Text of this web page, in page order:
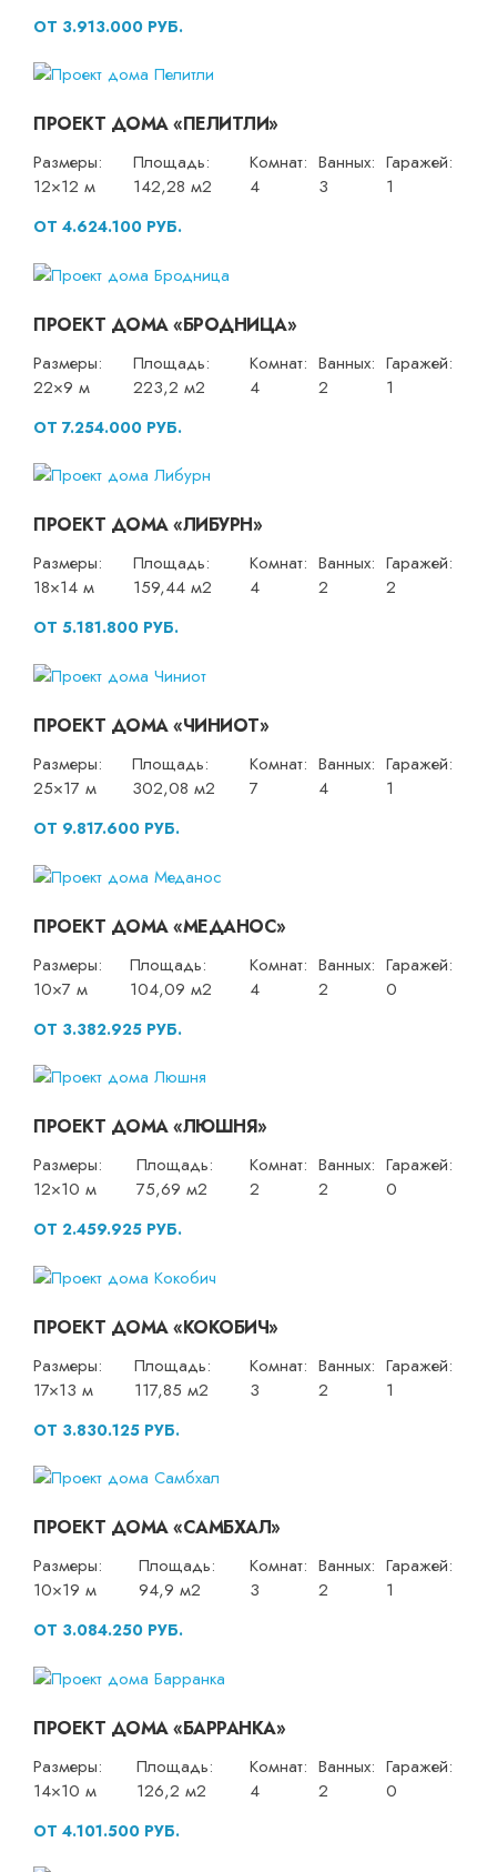
ОТ 3.913.000 РУБ.
ПРОЕКТ ДОМА «ПЕЛИТЛИ»
Размеры:
12×12 м
Площадь:
142,28 м2
Комнат:
4
Ванных:
3
Гаражей:
1
ОТ 4.624.100 РУБ.
ПРОЕКТ ДОМА «БРОДНИЦА»
Размеры:
22×9 м
Площадь:
223,2 м2
Комнат:
4
Ванных:
2
Гаражей:
1
ОТ 7.254.000 РУБ.
ПРОЕКТ ДОМА «ЛИБУРН»
Размеры:
18×14 м
Площадь:
159,44 м2
Комнат:
4
Ванных:
2
Гаражей:
2
ОТ 5.181.800 РУБ.
ПРОЕКТ ДОМА «ЧИНИОТ»
Размеры:
25×17 м
Площадь:
302,08 м2
Комнат:
7
Ванных:
4
Гаражей:
1
ОТ 9.817.600 РУБ.
ПРОЕКТ ДОМА «МЕДАНОС»
Размеры:
10×7 м
Площадь:
104,09 м2
Комнат:
4
Ванных:
2
Гаражей:
0
ОТ 3.382.925 РУБ.
ПРОЕКТ ДОМА «ЛЮШНЯ»
Размеры:
12×10 м
Площадь:
75,69 м2
Комнат:
2
Ванных:
2
Гаражей:
0
ОТ 2.459.925 РУБ.
ПРОЕКТ ДОМА «КОКОБИЧ»
Размеры:
17×13 м
Площадь:
117,85 м2
Комнат:
3
Ванных:
2
Гаражей:
1
ОТ 3.830.125 РУБ.
ПРОЕКТ ДОМА «САМБХАЛ»
Размеры:
10×19 м
Площадь:
94,9 м2
Комнат:
3
Ванных:
2
Гаражей:
1
ОТ 3.084.250 РУБ.
ПРОЕКТ ДОМА «БАРРАНКА»
Размеры:
14×10 м
Площадь:
126,2 м2
Комнат:
4
Ванных:
2
Гаражей:
0
ОТ 4.101.500 РУБ.